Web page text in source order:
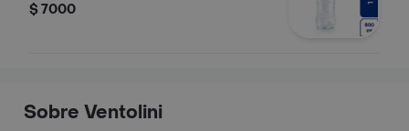
$ 7000
Sobre Ventolini